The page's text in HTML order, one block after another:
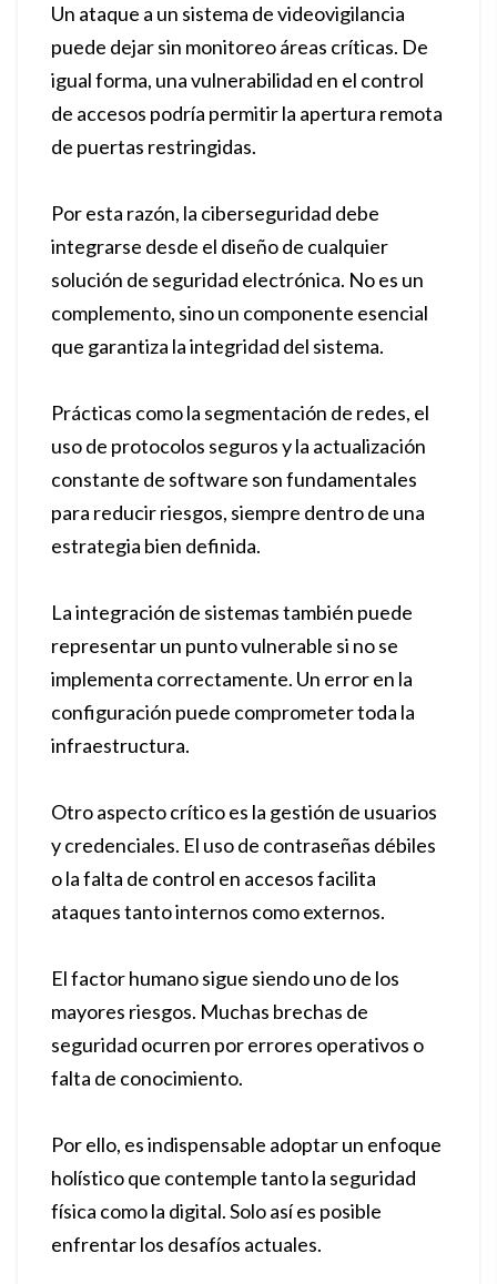
Un ataque a un sistema de videovigilancia
puede dejar sin monitoreo áreas críticas. De
igual forma, una vulnerabilidad en el control
de accesos podría permitir la apertura remota
de puertas restringidas.
Por esta razón, la ciberseguridad debe
integrarse desde el diseño de cualquier
solución de seguridad electrónica. No es un
complemento, sino un componente esencial
que garantiza la integridad del sistema.
Prácticas como la segmentación de redes, el
uso de protocolos seguros y la actualización
constante de software son fundamentales
para reducir riesgos, siempre dentro de una
estrategia bien definida.
La integración de sistemas también puede
representar un punto vulnerable si no se
implementa correctamente. Un error en la
configuración puede comprometer toda la
infraestructura.
Otro aspecto crítico es la gestión de usuarios
y credenciales. El uso de contraseñas débiles
o la falta de control en accesos facilita
ataques tanto internos como externos.
El factor humano sigue siendo uno de los
mayores riesgos. Muchas brechas de
seguridad ocurren por errores operativos o
falta de conocimiento.
Por ello, es indispensable adoptar un enfoque
holístico que contemple tanto la seguridad
física como la digital. Solo así es posible
enfrentar los desafíos actuales.